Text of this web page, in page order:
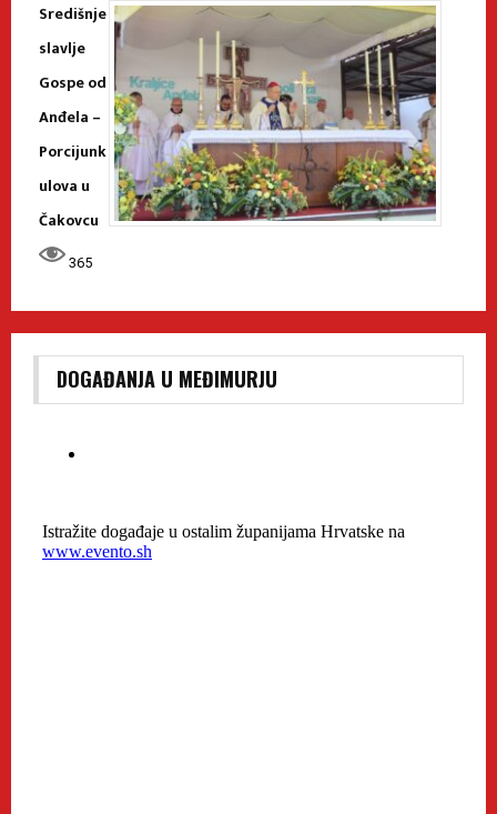
Središnje
slavlje
Gospe od
Anđela –
Porcijunk
ulova u
Čakovcu
365
DOGAĐANJA U MEĐIMURJU